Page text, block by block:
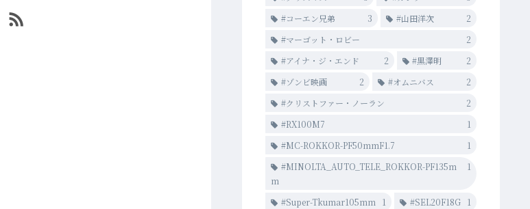
#コーエン兄弟
3 #山田洋次
2
#マーゴット・ロビー
2
#アイナ・ジ・エンド
2 #黒澤明
2
#ゾンビ映画
2 #オムニバス
2
#クリストファー・ノーラン
2
#RX100M7
1
#MC-ROKKOR-PF50mmF1.7
1
#MINOLTA_AUTO_TELE_ROKKOR-PF135m
m
1
#Super-Tkumar105mm 1 #SEL20F18G
1